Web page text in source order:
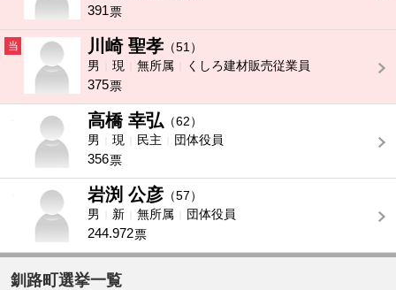
391票
当 川崎 聖孝 （51）
男
現 無所属 くしろ建材販売従業員
375票
高橋 幸弘 （62）
男
現 民主 団体役員
356票
岩渕 公彦 （57）
男
新 無所属 団体役員
244.972票
釧路町選挙一覧